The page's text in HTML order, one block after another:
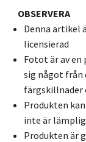
OBSERVERA
Denna artikel
licensierad
Fotot är av
sig något från
färgskillnader
Produkten
inte är
Produkten är